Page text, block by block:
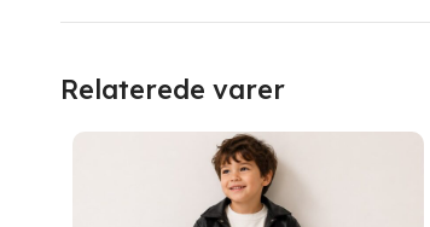
Relaterede varer